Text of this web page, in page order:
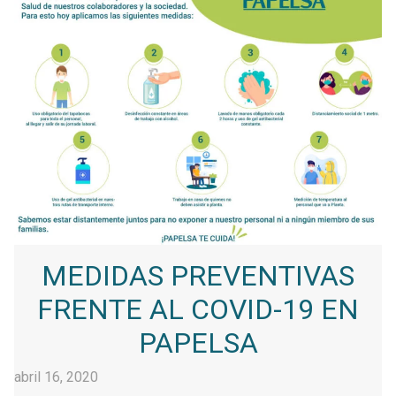
MEDIDAS PREVENTIVAS
FRENTE AL COVID-19 EN
PAPELSA
abril 16, 2020